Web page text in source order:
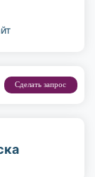
Сделать запрос